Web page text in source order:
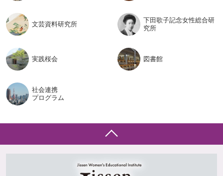
文芸資料研究所
下田歌子記念女性総合研
究所
実践桜会 図書館
社会連携
プログラム